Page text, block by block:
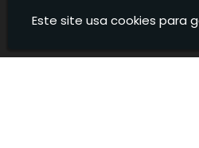
Este site usa cookies para